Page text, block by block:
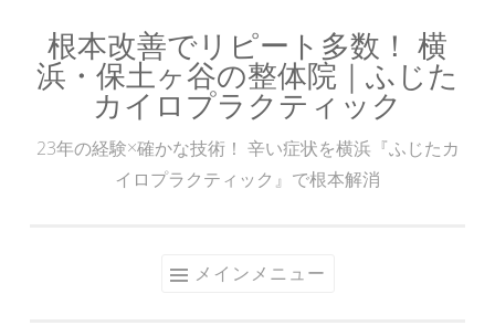
ン
根本改善でリピート多数！ 横
浜・保土ヶ谷の整体院｜ふじた
カイロプラクティック
23年の経験×確かな技術！ 辛い症状を横浜『ふじたカ
イロプラクティック』で根本解消
メインメニュー